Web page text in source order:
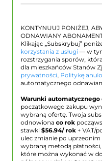
KONTYNUUJ PONIŻEJ,
ODNAWIANY
Klikając „Subskrybuj”
korzystania z usługi — w
rozstrzygania sporów,
dla mieszkańców Stanów
prywatności, Politykę
automatycznego
Warunki automatycznego
początkowego zakupu
wybraną ofertę. Twoja
odnowiona co rok
stawki $56.94/ rok + VAT/
ulec zmianie po
wybraną metodą
które można wykonać w